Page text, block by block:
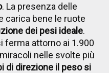
. La presenza delle
carica bene le ruote
dei pesi ideale.
ferma attorno ai 1.900
nelle svolte più
di direzione il peso si